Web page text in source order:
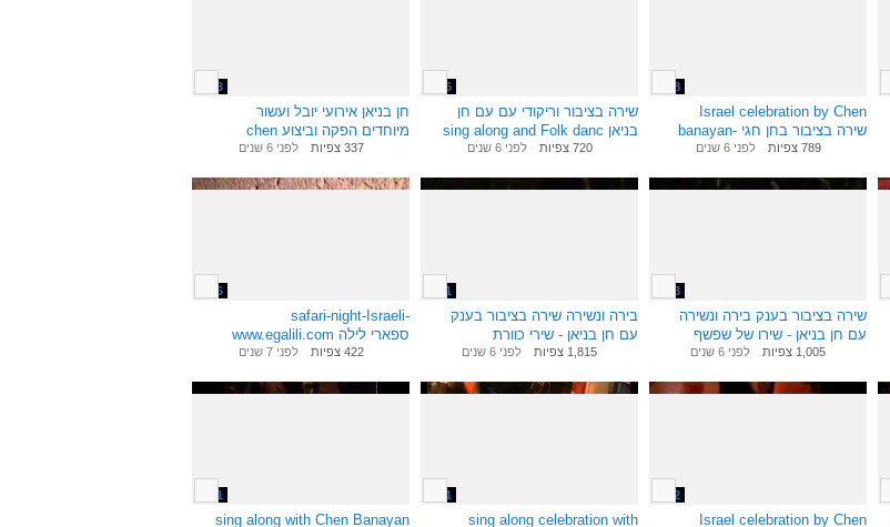
7:58
Israel celebration by Chen
banayan- שירה בציבור בחן חגי
789 צפיות לפני 6 שנים
4:56
שירה בציבור וריקודי עם עם חן
בניאן sing along and Folk danc
720 צפיות לפני 6 שנים
1:43
חן בניאן אירועי יובל ועשור
מיוחדים הפקה וביצוע chen
banaya337 צפיות לפני 6 שנים
4:53
שירה בציבור בענק בירה ונשירה
עם חן בניאן - שירו של שפשף
1,005 צפיות לפני 6 שנים
4:31
בירה ונשירה שירה בציבור בענק
עם חן בניאן - שירי כוורת
1,815 צפיות לפני 6 שנים
1:06
safari-night-Israeli-
www.egalili.com ספארי לילה
בישראל422 צפיות לפני 7 שנים
2:32
Israel celebration by Chen
7:01
sing along celebration with
3:11
sing along with Chen Banayan